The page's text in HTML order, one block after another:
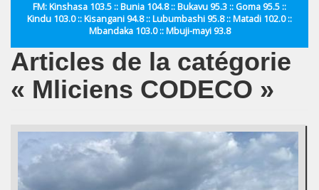
FM: Kinshasa 103.5 :: Bunia 104.8 :: Bukavu 95.3 :: Goma 95.5 ::
Kindu 103.0 :: Kisangani 94.8 :: Lubumbashi 95.8 :: Matadi 102.0 ::
Mbandaka 103.0 :: Mbuji-mayi 93.8
Articles de la catégorie
« Mliciens CODECO »